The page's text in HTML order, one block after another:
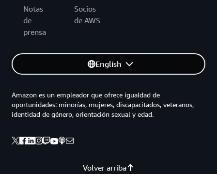
Notas
de
prensa
Socios
de AWS
English
Volver arriba
Amazon es un empleador que ofrece igualdad de
oportunidades: minorías, mujeres, discapacitados, veteranos,
identidad de género, orientación sexual y edad.